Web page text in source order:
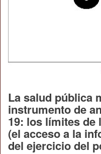
La salud pública
instrumento de
19: los límites de
(el acceso a la
del ejercicio del